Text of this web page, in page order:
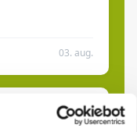
03. aug.